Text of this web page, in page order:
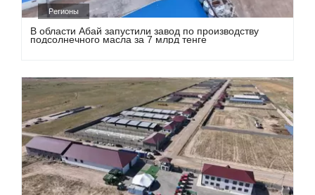
Регионы
В области Абай запустили завод по производству
подсолнечного масла за 7 млрд тенге